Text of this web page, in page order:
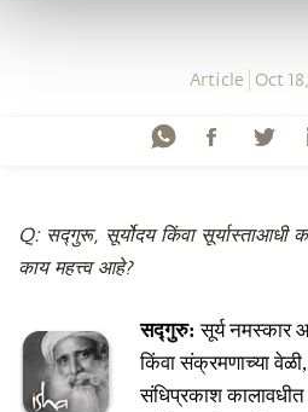
Article Oct
Q: सद्गुरू, सूर्योदय किंवा सूर्यास्ताआधी
काय महत्त्व आहे?
सद्गुरु:सूर्य नमस्कार
किंवासंक्रमणाच्या वेळी
संधिप्रकाश